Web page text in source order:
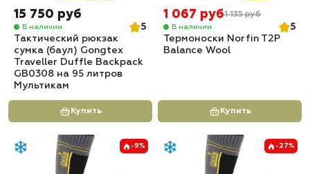
15 750 руб
В наличии
5
Тактический рюкзак
сумка (баул) Gongtex
Traveller Duffle Backpack
GB0308 на 95 литров
Мультикам
Купить
1 067 руб1 135 руб
В наличии
5
Термоноски Norfin T2P
Balance Wool
Купить
-9% -27%